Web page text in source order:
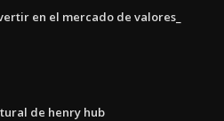
en el mercado de valores_
de henry hub